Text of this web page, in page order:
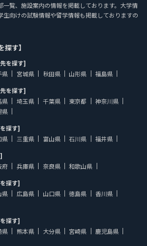
一覧、施設案内の情報を掲載しております。大学情
生向けの試験情報や留学情報も掲載しておりますの
探す】
を探す]
県 宮城県 秋田県 山形県
福島県
を探す]
県 埼玉県 千葉県 東京都
神奈川県
県
探す]
県 三重県 富山県 石川県
福井県
府 兵庫県 奈良県
和歌山県
探す]
県 広島県 山口県 徳島県
香川県
探す]
県 熊本県 大分県 宮崎県
鹿児島県